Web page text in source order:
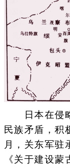
日本在侵略
民族矛盾，积
月，关东军驻
《关于建设